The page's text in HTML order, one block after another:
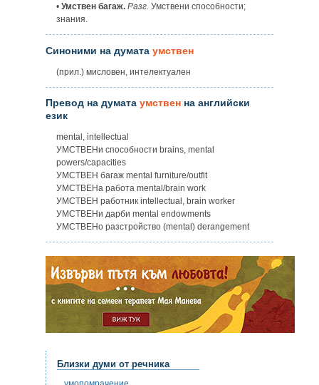
• Умствен багаж. Разг. Умствени способности;
знания.
Синоними на думата умствен
(прил.) мисловен, интелектуален
Превод на думата умствен на английски
език
mental, intellectual
УМСТВЕНи способности brains, mental
powers/capacities
УМСТВЕН багаж mental furniture/outfit
УМСТВЕНa работа mental/brain work
УМСТВЕН работник intellectual, brain worker
УМСТВЕНи дарби mental endowments
УМСТВЕНo разстройство (mental) derangement
Близки думи от речника